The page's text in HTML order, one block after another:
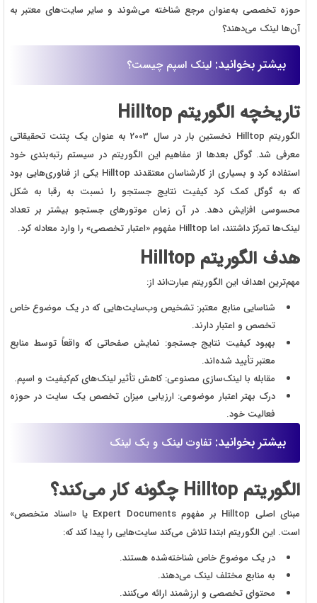
حوزه تخصصی به‌عنوان مرجع شناخته می‌شوند و سایر سایت‌های معتبر به
آن‌ها لینک می‌دهند؟
بیشتر بخوانید: لینک اسپم چیست؟
تاریخچه الگوریتم Hilltop
الگوریتم Hilltop نخستین بار در سال 2003 به عنوان یک پتنت تحقیقاتی
معرفی شد. گوگل بعدها از مفاهیم این الگوریتم در سیستم رتبه‌بندی خود
استفاده کرد و بسیاری از کارشناسان معتقدند Hilltop یکی از فناوری‌هایی بود
که به گوگل کمک کرد کیفیت نتایج جستجو را نسبت به رقبا به شکل
محسوسی افزایش دهد. در آن زمان موتورهای جستجو بیشتر بر تعداد
لینک‌ها تمرکز داشتند، اما Hilltop مفهوم «اعتبار تخصصی» را وارد معادله کرد.
هدف الگوریتم Hilltop
مهم‌ترین اهداف این الگوریتم عبارت‌اند از:
شناسایی منابع معتبر: تشخیص وب‌سایت‌هایی که در یک موضوع خاص
تخصص و اعتبار دارند.
بهبود کیفیت نتایج جستجو: نمایش صفحاتی که واقعاً توسط منابع
معتبر تأیید شده‌اند.
مقابله با لینک‌سازی مصنوعی: کاهش تأثیر لینک‌های کم‌کیفیت و اسپم.
درک بهتر اعتبار موضوعی: ارزیابی میزان تخصص یک سایت در حوزه
فعالیت خود.
بیشتر بخوانید: تفاوت لینک و بک لینک
الگوریتم Hilltop چگونه کار می‌کند؟
مبنای اصلی Hilltop بر مفهوم Expert Documents یا «اسناد متخصص»
است. این الگوریتم ابتدا تلاش می‌کند سایت‌هایی را پیدا کند که:
در یک موضوع خاص شناخته‌شده هستند.
به منابع مختلف لینک می‌دهند.
محتوای تخصصی و ارزشمند ارائه می‌کنند.